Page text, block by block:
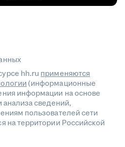
hh.ru применяются
(информационные
информации на основе
анализа сведений,
пользователей сети
на территории Российской